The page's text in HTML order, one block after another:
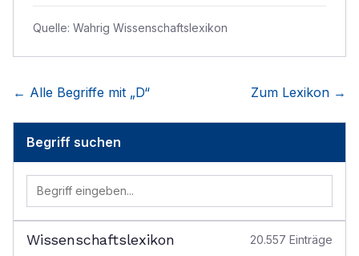
Quelle: Wahrig Wissenschaftslexikon
← Alle Begriffe mit „D“ Zum Lexikon →
Begriff suchen
Wissenschaftslexikon 20.557 Einträge